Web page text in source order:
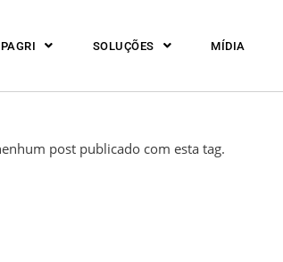
SOLUÇÕES MÍDIA
post publicado com esta tag.